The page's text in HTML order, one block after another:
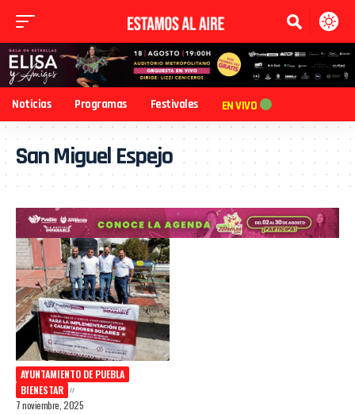
Noticias Programas Festivales EN VIVO
San Miguel Espejo
AYUNTAMIENTO DE PUEBLA
BIENESTAR
7 noviembre, 2025